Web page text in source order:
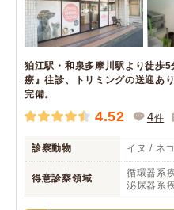
狛江駅・和泉多摩川駅より徒歩
療』往診、トリミングの送迎あ
完備。
4.52 4件
診察動物 イヌ / ネコ
得意診察領域
循環器系
泌尿器系